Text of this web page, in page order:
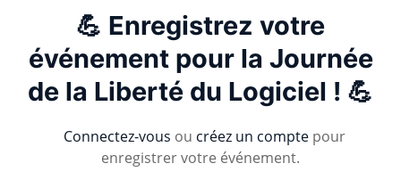
💪 Enregistrez votre
événement pour la Journée
de la Liberté du Logiciel ! 💪
Connectez-vous ou créez un comptepour
enregistrer votre événement.